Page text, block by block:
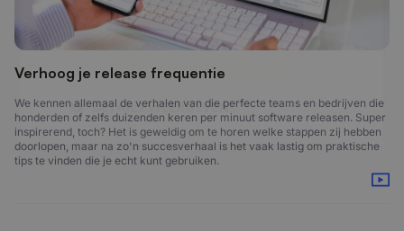
Verhoog je release frequentie
We kennen allemaal de verhalen van die perfecte teams en bedrijven die
honderden of zelfs duizenden keren per minuut software releasen. Super
inspirerend, toch? Het is geweldig om te horen welke stappen zij hebben
doorlopen, maar na zo'n succesverhaal is het vaak lastig om praktische
tips te vinden die je echt kunt gebruiken.
ALLES ACCEPTEREN
DETAILS WEERGEVEN